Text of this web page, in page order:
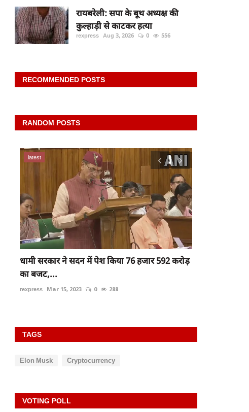
रायबरेली: सपा के बूथ अध्यक्ष की
कुल्हाड़ी से काटकर हत्या
rexpress Aug 3, 2026 0 556
RECOMMENDED POSTS
RANDOM POSTS
latest
धामी सरकार ने सदन में पेश किया 76 हजार 592 करोड़
का बजट,...
rexpress Mar 15, 2023 0 288
TAGS
Elon Musk Cryptocurrency
VOTING POLL